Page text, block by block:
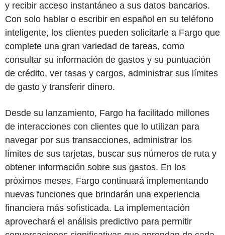
y recibir acceso instantáneo a sus datos bancarios.
Con solo hablar o escribir en español en su teléfono
inteligente, los clientes pueden solicitarle a Fargo que
complete una gran variedad de tareas, como
consultar su información de gastos y su puntuación
de crédito, ver tasas y cargos, administrar sus límites
de gasto y transferir dinero.
Desde su lanzamiento, Fargo ha facilitado millones
de interacciones con clientes que lo utilizan para
navegar por sus transacciones, administrar los
límites de sus tarjetas, buscar sus números de ruta y
obtener información sobre sus gastos. En los
próximos meses, Fargo continuará implementando
nuevas funciones que brindarán una experiencia
financiera más sofisticada. La implementación
aprovechará el análisis predictivo para permitir